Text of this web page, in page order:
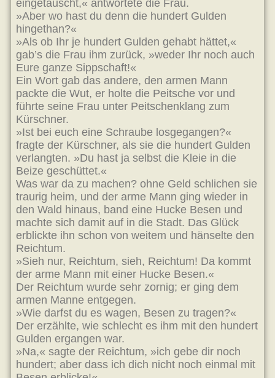
eingetauscht,« antwortete die Frau.
»Aber wo hast du denn die hundert Gulden
hingethan?«
»Als ob Ihr je hundert Gulden gehabt hättet,«
gab’s die Frau ihm zurück, »weder Ihr noch auch
Eure ganze Sippschaft!«
Ein Wort gab das andere, den armen Mann
packte die Wut, er holte die Peitsche vor und
führte seine Frau unter Peitschenklang zum
Kürschner.
»Ist bei euch eine Schraube losgegangen?«
fragte der Kürschner, als sie die hundert Gulden
verlangten. »Du hast ja selbst die Kleie in die
Beize geschüttet.«
Was war da zu machen? ohne Geld schlichen sie
traurig heim, und der arme Mann ging wieder in
den Wald hinaus, band eine Hucke Besen und
machte sich damit auf in die Stadt. Das Glück
erblickte ihn schon von weitem und hänselte den
Reichtum.
»Sieh nur, Reichtum, sieh, Reichtum! Da kommt
der arme Mann mit einer Hucke Besen.«
Der Reichtum wurde sehr zornig; er ging dem
armen Manne entgegen.
»Wie darfst du es wagen, Besen zu tragen?«
Der erzählte, wie schlecht es ihm mit den hundert
Gulden ergangen war.
»Na,« sagte der Reichtum, »ich gebe dir noch
hundert; aber dass ich dich nicht noch einmal mit